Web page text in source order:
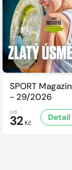
SPORT Magazín
- 29/2026
od
32 Kč
Detail